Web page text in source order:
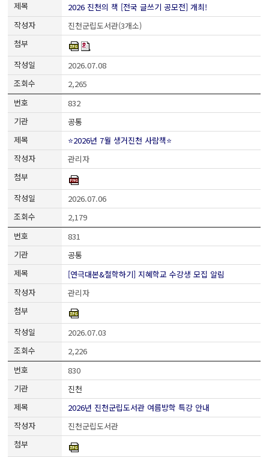
2026 진천의 책 [전국 글쓰기 공모전] 개최!
진천군립도서관(3개소)
2026.07.08
2,265
832
공통
⭐2026년 7월 생거진천 사람책⭐
관리자
2026.07.06
2,179
831
공통
[연극대본&철학하기] 지혜학교 수강생 모집 알림
관리자
2026.07.03
2,226
830
진천
2026년 진천군립도서관 여름방학 특강 안내
진천군립도서관